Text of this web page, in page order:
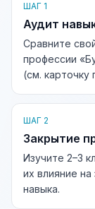
ШАГ 1
Аудит
Сравните
профессии
(см. карточку
ШАГ 2
Закрытие
Изучите 2–3
их влияние
навыка.